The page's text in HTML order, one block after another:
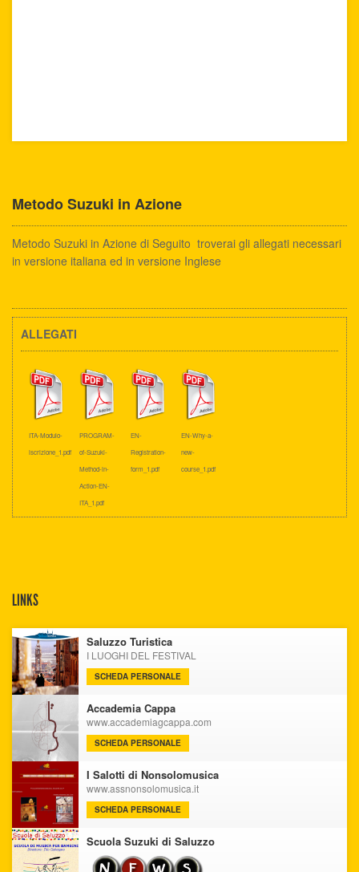
Metodo Suzuki in Azione
Metodo Suzuki in Azione di Seguito troverai gli allegati necessari
in versione italiana ed in versione Inglese
ALLEGATI
ITA-Modulo-
iscrizione_1.pdf
PROGRAM-
of-Suzuki-
Method-in-
Action-EN-
ITA_1.pdf
EN-
Registration-
form_1.pdf
EN-Why-a-
new-
course_1.pdf
LINKS
Saluzzo Turistica
I LUOGHI DEL FESTIVAL
SCHEDA PERSONALE
Accademia Cappa
www.accademiagcappa.com
SCHEDA PERSONALE
I Salotti di Nonsolomusica
www.assnonsolomusica.it
SCHEDA PERSONALE
Scuola Suzuki di Saluzzo